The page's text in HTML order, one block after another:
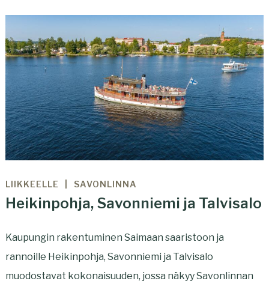
LIIKKEELLE SAVONLINNA
Heikinpohja, Savonniemi ja Talvisalo
Kaupungin rakentuminen Saimaan saaristoon ja
rannoille Heikinpohja, Savonniemi ja Talvisalo
muodostavat kokonaisuuden, jossa näkyy Savonlinnan